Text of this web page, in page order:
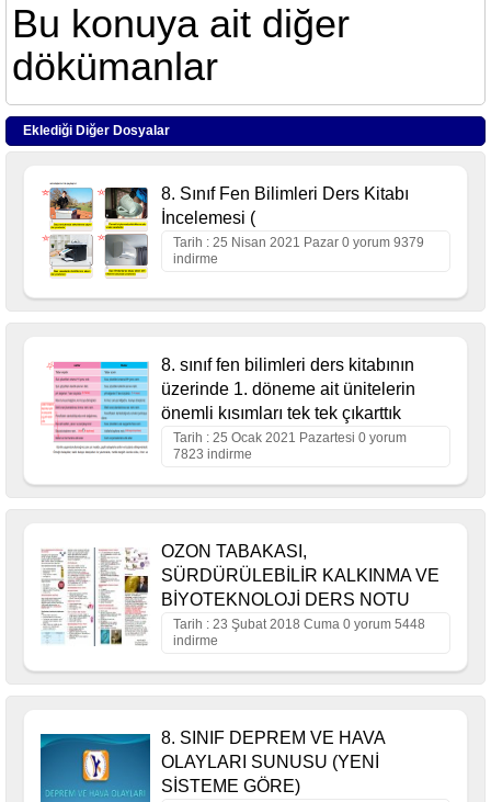
Bu konuya ait diğer
dökümanlar
Eklediği Diğer Dosyalar
8. Sınıf Fen Bilimleri Ders Kitabı
İncelemesi (
Tarih : 25 Nisan 2021 Pazar 0 yorum 9379
indirme
8. sınıf fen bilimleri ders kitabının
üzerinde 1. döneme ait ünitelerin
önemli kısımları tek tek çıkarttık
Tarih : 25 Ocak 2021 Pazartesi 0 yorum
7823 indirme
OZON TABAKASI,
SÜRDÜRÜLEBİLİR KALKINMA VE
BİYOTEKNOLOJİ DERS NOTU
Tarih : 23 Şubat 2018 Cuma 0 yorum 5448
indirme
8. SINIF DEPREM VE HAVA
OLAYLARI SUNUSU (YENİ
SİSTEME GÖRE)